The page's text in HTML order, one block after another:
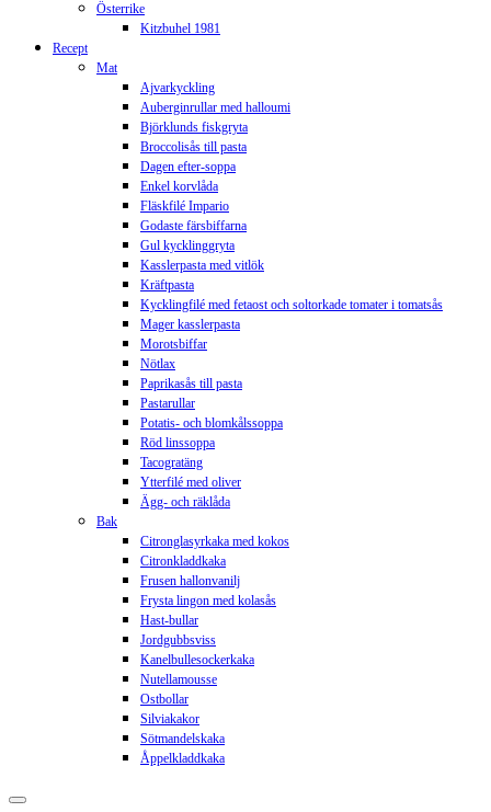
Österrike
Kitzbuhel 1981
Recept
Mat
Ajvarkyckling
Auberginrullar med halloumi
Björklunds fiskgryta
Broccolisås till pasta
Dagen efter-soppa
Enkel korvlåda
Fläskfilé Impario
Godaste färsbiffarna
Gul kycklinggryta
Kasslerpasta med vitlök
Kräftpasta
Kycklingfilé med fetaost och soltorkade tomater i tomatsås
Mager kasslerpasta
Morotsbiffar
Nötlax
Paprikasås till pasta
Pastarullar
Potatis- och blomkålssoppa
Röd linssoppa
Tacogratäng
Ytterfilé med oliver
Ägg- och räklåda
Bak
Citronglasyrkaka med kokos
Citronkladdkaka
Frusen hallonvanilj
Frysta lingon med kolasås
Hast-bullar
Jordgubbsviss
Kanelbullesockerkaka
Nutellamousse
Ostbollar
Silviakakor
Sötmandelskaka
Åppelkladdkaka